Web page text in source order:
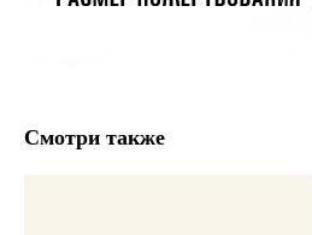
Смотри также